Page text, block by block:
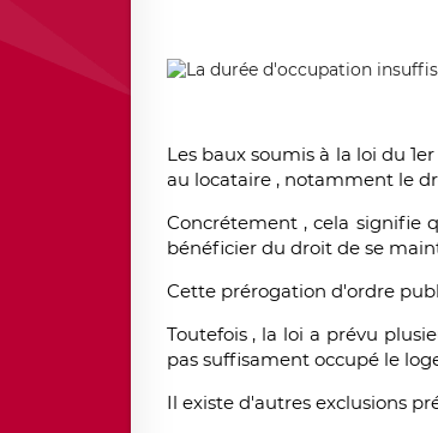
Les baux soumis à la loi du
au locataire , notamment le
Concrétement , cela signifie
bénéficier du droit de se
Cette prérogation d'ordre
Toutefois , la loi a prévu
pas suffisament occupé le
Il existe d'autres exclusions